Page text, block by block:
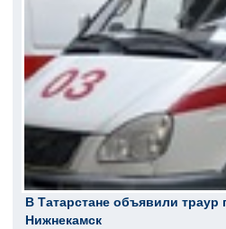
В Татарстане объявили траур
Нижнекамск